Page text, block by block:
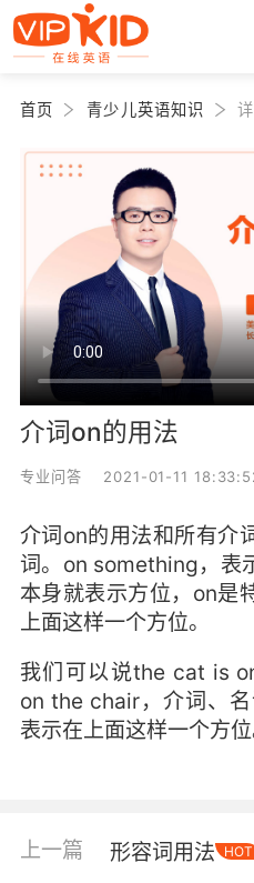
首页 青少儿英语知识
介词on的用法
专业问答 2021-01-11
介词on的用法和所有介
词。on something，表
本身就表示方位，on是
上面这样一个方位。
我们可以说the cat is
on the chair，介词、名
表示在上面这样一个方位
上一篇 形容词用法 HOT